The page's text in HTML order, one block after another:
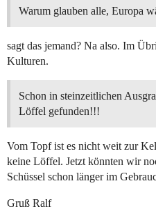
Warum glauben alle, Europa
sagt das jemand? Na also. Im
Kulturen.
Schon in steinzeitlichen
Löffel gefunden!!!
Vom Topf ist es nicht weit zur
keine Löffel. Jetzt könnten wir
Schüssel schon länger im
Gruß Ralf